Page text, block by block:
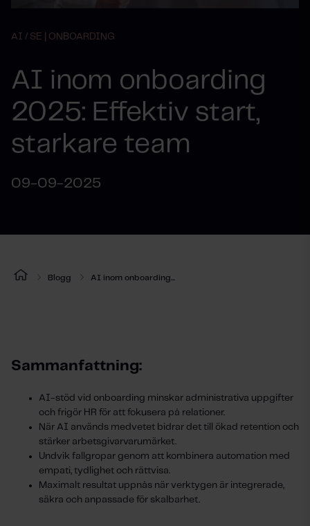
AI / SE | ONBOARDING
AI inom onboarding
2025: Effektiv start,
starkare team
09-09-2025
Blogg AI inom onboarding...
Sammanfattning:
AI-stöd vid onboarding minskar administrativa uppgifter
och frigör HR för att fokusera på relationer.
När AI används medvetet bidrar det till ökad retention och
stärker arbetsgivarvarumärket.
Undvik fallgropar genom att kombinera automation med
empati, tydlighet och rättvisa.
Maximalt resultat uppnås när verktygen är integrerade,
säkra och anpassade för skalbarhet.